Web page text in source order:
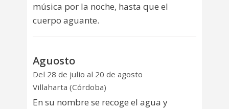
música por la noche, hasta que el
cuerpo aguante.
Aguosto
Del 28 de julio al 20 de agosto
Villaharta (Córdoba)
En su nombre se recoge el agua y